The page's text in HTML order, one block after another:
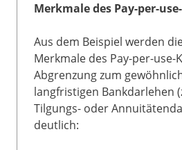
Merkmale des Pay-per-
Aus dem Beispiel werden
Merkmale des Pay-per-use-
Abgrenzung zum
langfristigen Bankdarlehen
Tilgungs- oder
deutlich: